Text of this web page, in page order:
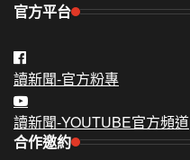
官方平台
讀新聞-官方粉專
讀新聞-YOUTUBE官方頻道
合作邀約